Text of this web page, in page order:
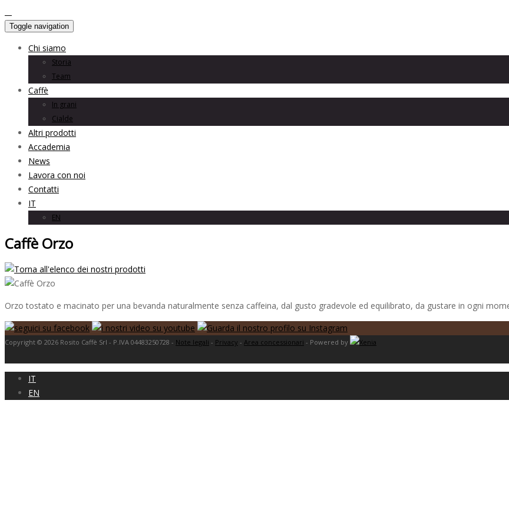
Toggle navigation
Chi siamo
Storia
Team
Caffè
In grani
Cialde
Altri prodotti
Accademia
News
Lavora con noi
Contatti
IT
EN
Caffè Orzo
Orzo tostato e macinato per una bevanda naturalmente senza caffeina, dal gusto gradevole ed equilibrato, da gustare in ogni
Copyright © 2026 Rosito Caffè Srl - P.IVA 04483250728 - Note legali - Privacy - Area concessionari - Powered by
IT
EN